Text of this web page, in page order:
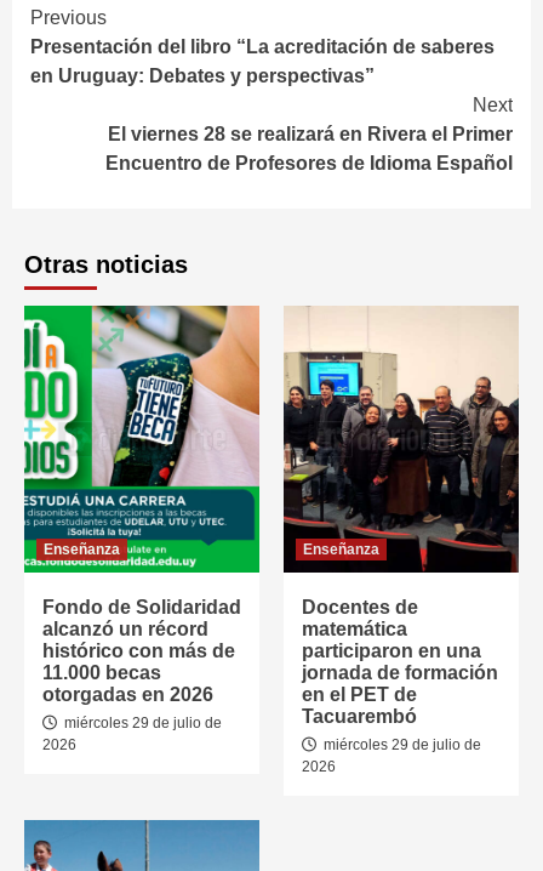
Continue
Reading
Previous
Presentación del libro “La acreditación de saberes
en Uruguay: Debates y perspectivas”
Next
El viernes 28 se realizará en Rivera el Primer
Encuentro de Profesores de Idioma Español
Otras noticias
Enseñanza
Fondo de Solidaridad
alcanzó un récord
histórico con más de
11.000 becas
otorgadas en 2026
miércoles 29 de julio de
2026
Enseñanza
Docentes de
matemática
participaron en una
jornada de formación
en el PET de
Tacuarembó
miércoles 29 de julio de
2026